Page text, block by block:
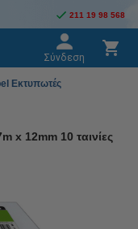
211 19 98 568
Σύνδεση
Εκτυπωτές
x 12mm 10 ταινίες